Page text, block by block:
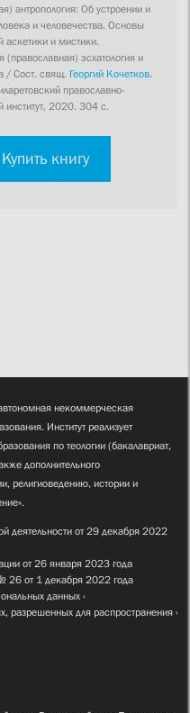
антропология: Об устроении и
и человечества. Основы
аскетики и мистики.
(православная) эсхатология и
/ Сост. свящ. Георгий Кочетков.
православно-
институт, 2020. 304 с.
Купить книгу
некоммерческая
Институт реализует
по теологии (бакалавриат,
дополнительного
религиоведению, истории и
деятельности от 29 декабря 2022
от 26 января 2023 года
26 от 1 декабря 2022 года
данных
разрешенных для распространения